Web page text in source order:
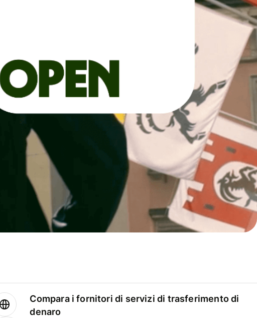
Compara i fornitori di servizi di trasferimento di
denaro